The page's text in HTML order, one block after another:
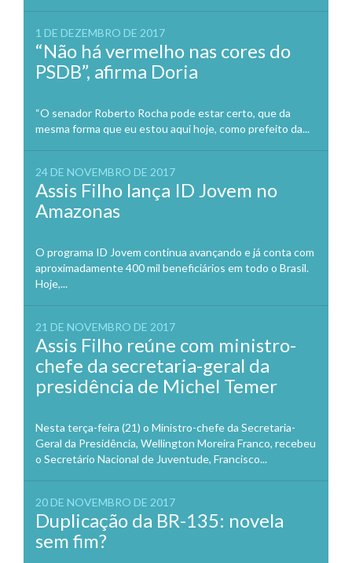
1 DE DEZEMBRO DE 2017
“Não há vermelho nas cores do
PSDB”, afirma Doria
“O senador Roberto Rocha pode estar certo, que da
mesma forma que eu estou aqui hoje, como prefeito da...
24 DE NOVEMBRO DE 2017
Assis Filho lança ID Jovem no
Amazonas
O programa ID Jovem continua avançando e já conta com
aproximadamente 400 mil beneficiários em todo o Brasil.
Hoje,...
21 DE NOVEMBRO DE 2017
Assis Filho reúne com ministro-
chefe da secretaria-geral da
presidência de Michel Temer
Nesta terça-feira (21) o Ministro-chefe da Secretaria-
Geral da Presidência, Wellington Moreira Franco, recebeu
o Secretário Nacional de Juventude, Francisco...
20 DE NOVEMBRO DE 2017
Duplicação da BR-135: novela
sem fim?